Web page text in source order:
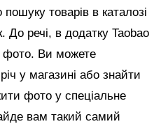
товарів в каталозі
До речі, в додатку Taobao
фото. Ви можете
у магазині або знайти
фото у спеціальне
вам такий самий